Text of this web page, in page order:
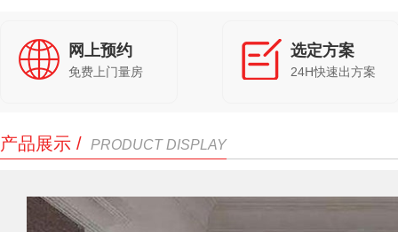
网上预约
免费上门量房
选定方案
24H快速出方案
产品展示 / PRODUCT DISPLAY